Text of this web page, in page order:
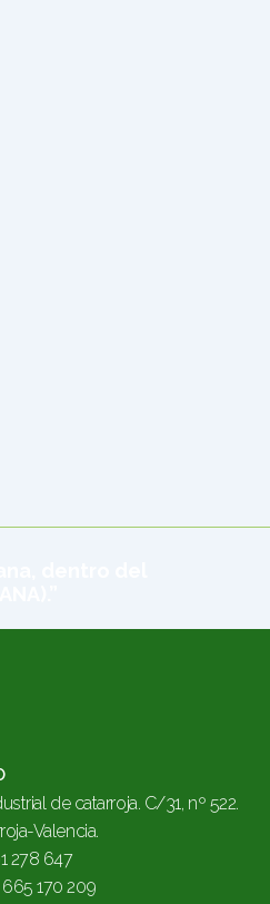
de catarroja. C/31, nº 522.
Valencia.
278 647
170 209